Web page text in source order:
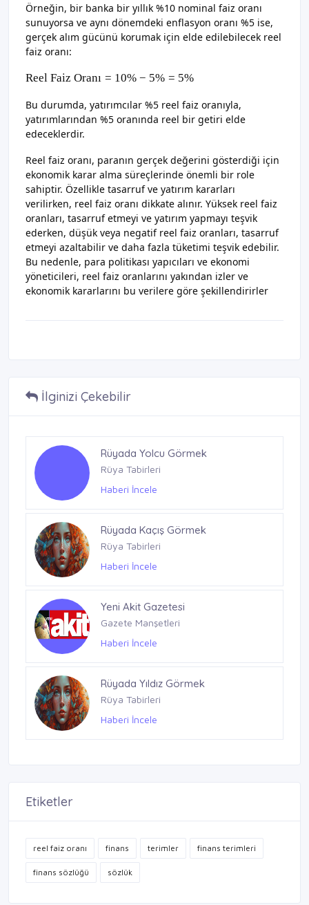
Örneğin, bir banka bir yıllık %10 nominal faiz oranı
sunuyorsa ve aynı dönemdeki enflasyon oranı %5 ise,
gerçek alım gücünü korumak için elde edilebilecek reel
faiz oranı:
Reel Faiz Oranı = 10% − 5% = 5%
Bu durumda, yatırımcılar %5 reel faiz oranıyla,
yatırımlarından %5 oranında reel bir getiri elde
edeceklerdir.
Reel faiz oranı, paranın gerçek değerini gösterdiği için
ekonomik karar alma süreçlerinde önemli bir role
sahiptir. Özellikle tasarruf ve yatırım kararları
verilirken, reel faiz oranı dikkate alınır. Yüksek reel faiz
oranları, tasarruf etmeyi ve yatırım yapmayı teşvik
ederken, düşük veya negatif reel faiz oranları, tasarruf
etmeyi azaltabilir ve daha fazla tüketimi teşvik edebilir.
Bu nedenle, para politikası yapıcıları ve ekonomi
yöneticileri, reel faiz oranlarını yakından izler ve
ekonomik kararlarını bu verilere göre şekillendirirler
İlginizi Çekebilir
Rüyada Yolcu Görmek
Rüya Tabirleri
Haberi İncele
Rüyada Kaçış Görmek
Rüya Tabirleri
Haberi İncele
Yeni Akit Gazetesi
Gazete Manşetleri
Haberi İncele
Rüyada Yıldız Görmek
Rüya Tabirleri
Haberi İncele
Etiketler
reel faiz oranı finans terimler finans terimleri
finans sözlüğü sözlük